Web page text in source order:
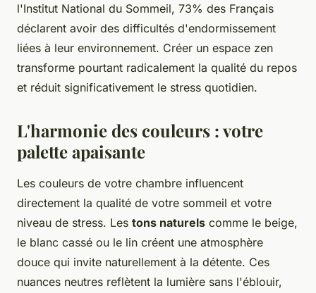
l'Institut National du Sommeil, 73% des Français
déclarent avoir des difficultés d'endormissement
liées à leur environnement. Créer un espace zen
transforme pourtant radicalement la qualité du repos
et réduit significativement le stress quotidien.
L'harmonie des couleurs : votre
palette apaisante
Les couleurs de votre chambre influencent
directement la qualité de votre sommeil et votre
niveau de stress. Les tons naturels comme le beige,
le blanc cassé ou le lin créent une atmosphère
douce qui invite naturellement à la détente. Ces
nuances neutres reflètent la lumière sans l'éblouir,